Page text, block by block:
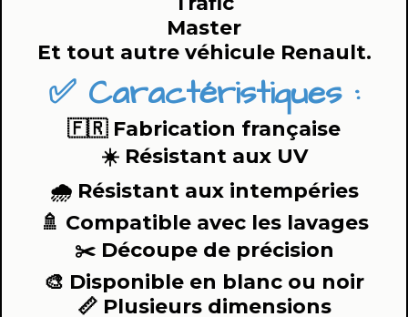
Master
Et tout autre véhicule Renault.
✅ Caractéristiques :
🇫🇷 Fabrication française
☀️ Résistant aux UV
🌧️ Résistant aux intempéries
🚿 Compatible avec les lavages
✂️ Découpe de précision
🎨 Disponible en blanc ou noir
📏 Plusieurs dimensions